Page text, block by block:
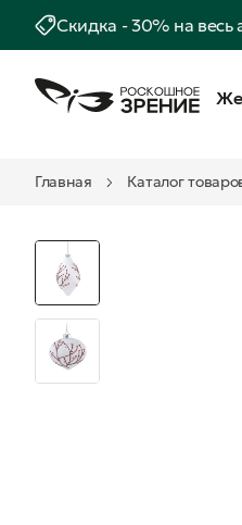
Скидка - 30% на весь
Главная Каталог